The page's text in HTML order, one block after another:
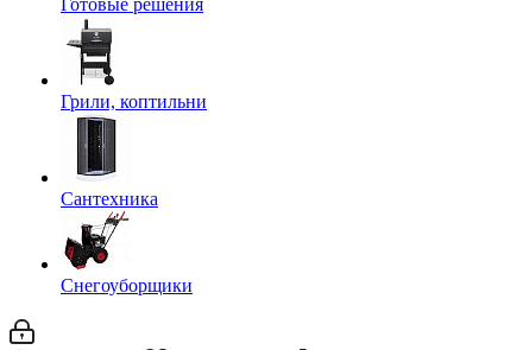
Готовые решения
Грили, коптильни
Сантехника
Снегоуборщики